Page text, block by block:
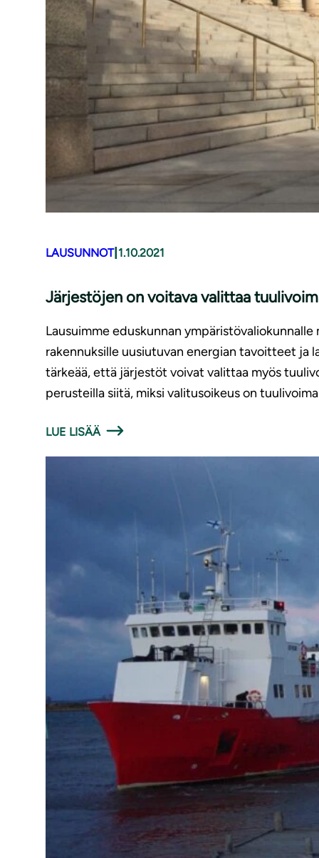
LAUSUNNOT| 1.10.2021
Järjestöjen on voitava valittaa
Lausuimme eduskunnan
rakennuksille uusiutuvan energian tavoitteet ja
tärkeää, että järjestöt voivat valittaa myös
perusteilla siitä, miksi valitusoikeus on
LUE LISÄÄ